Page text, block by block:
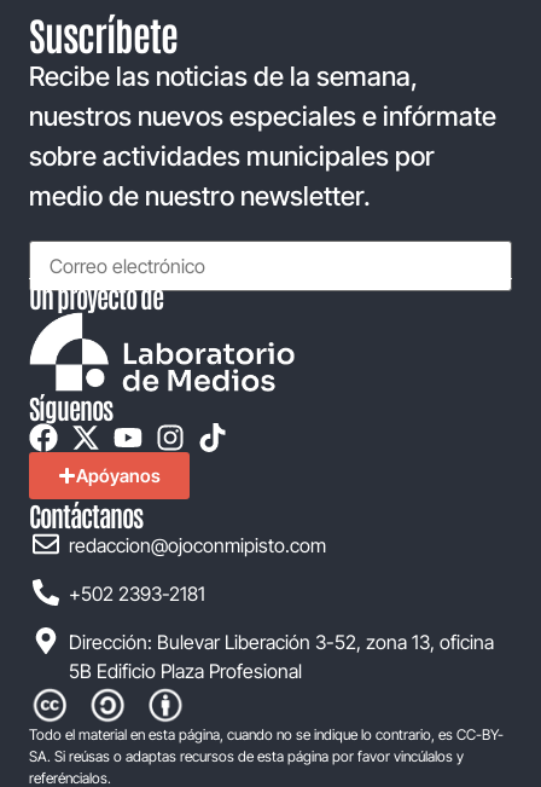
Suscríbete
Recibe las noticias de la semana,
nuestros nuevos especiales e infórmate
sobre actividades municipales por
medio de nuestro newsletter.
Un proyecto de
Síguenos
Apóyanos
Contáctanos
redaccion@ojoconmipisto.com
+502 2393-2181
Dirección: Bulevar Liberación 3-52, zona 13, oficina
5B Edificio Plaza Profesional
Todo el material en esta página, cuando no se indique lo contrario, es CC-BY-
SA. Si reúsas o adaptas recursos de esta página por favor vincúlalos y
referéncialos.